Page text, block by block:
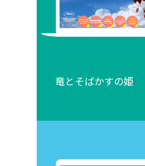
竜とそばかすの姫